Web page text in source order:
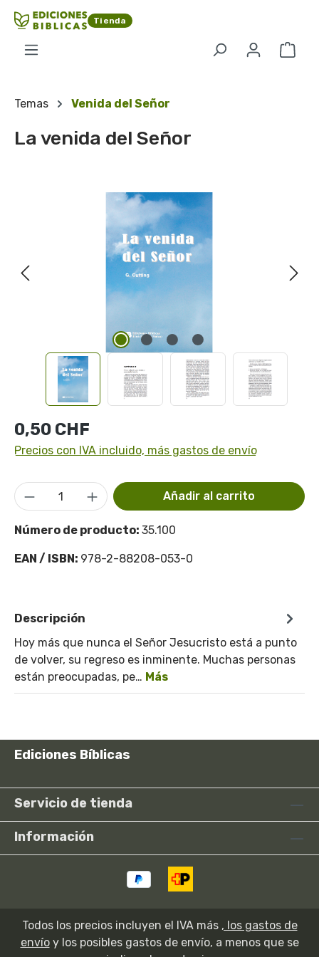
Saltar al contenido principal
Tienda
El
Temas Venida del Señor
La venida del Señor
Omitir galería de imágenes
Precio normal:
0,50 CHF
Precios con IVA incluido, más gastos de envío
Cantidad del producto: introduce la
Añadir al carrito
Número de producto: 35.100
EAN / ISBN: 978-2-88208-053-0
Descripción
Hoy más que nunca el Señor Jesucristo está a punto
de volver, su regreso es inminente. Muchas personas
están preocupadas, pe… Más
Ediciones Bíblicas
Servicio de tienda
Información
Todos los precios incluyen el IVA más , los gastos de
envíoy los posibles gastos de envío, a menos que se